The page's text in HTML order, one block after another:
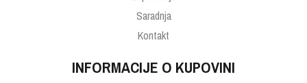
Saradnja
Kontakt
INFORMACIJE O KUPOVINI